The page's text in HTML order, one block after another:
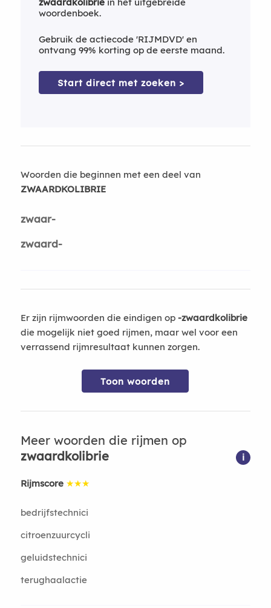
woordenboek.
Gebruik de actiecode 'RIJMDVD' en
ontvang 99% korting op de eerste maand.
Start direct met zoeken >
Woorden die beginnen met een deel van
ZWAARDKOLIBRIE
zwaar-
zwaard-
Er zijn rijmwoorden die eindigen op -zwaardkolibrie
die mogelijk niet goed rijmen, maar wel voor een
verrassend rijmresultaat kunnen zorgen.
Toon woorden
Meer woorden die rijmen op
zwaardkolibrie
i
Rijmscore ★★★
bedrijfstechnici
citroenzuurcycli
geluidstechnici
terughaalactie